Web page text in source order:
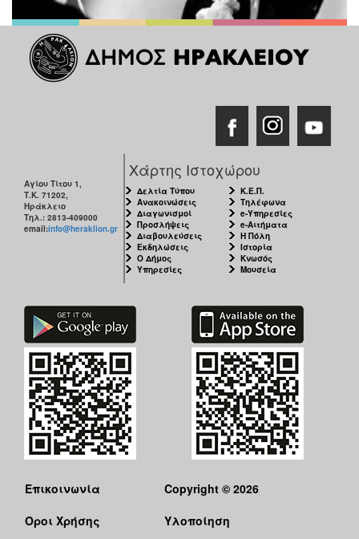
Αγίου Τίτου 1,
Τ.Κ. 71202,
Ηράκλειο
Τηλ.: 2813-409000
email:info@heraklion.gr
Χάρτης Ιστοχώρου
Δελτία Τύπου
Ανακοινώσεις
Διαγωνισμοί
Προσλήψεις
Διαβουλεύσεις
Εκδηλώσεις
Ο Δήμος
Υπηρεσίες
Κ.Ε.Π.
Τηλέφωνα
e-Υπηρεσίες
e-Αιτήματα
Η Πόλη
Ιστορία
Κνωσός
Μουσεία
Επικοινωνία
Όροι Χρήσης
Copyright © 2026
Υλοποίηση